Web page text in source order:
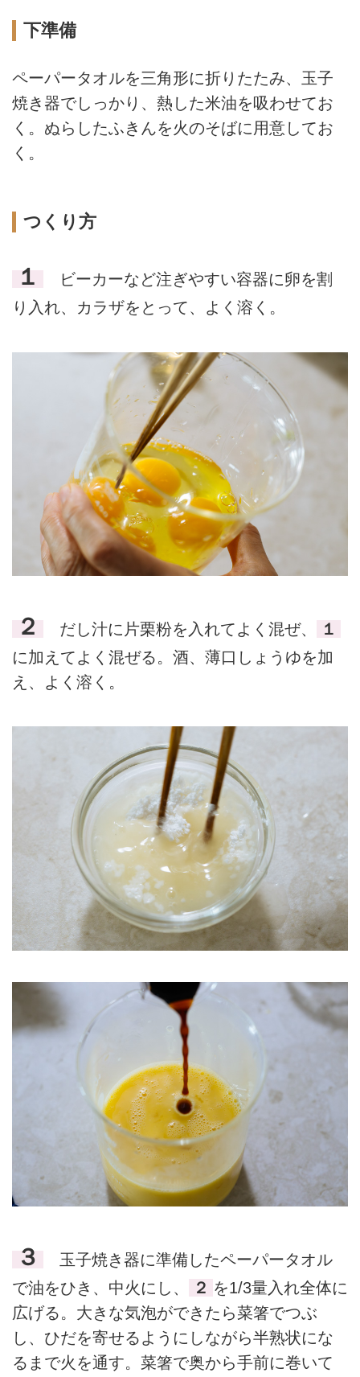
下準備
ペーパータオルを三角形に折りたたみ、玉子
焼き器でしっかり、熱した米油を吸わせてお
く。ぬらしたふきんを火のそばに用意してお
く。
つくり方
１
ビーカーなど注ぎやすい容器に卵を割
り入れ、カラザをとって、よく溶く。
２ だし汁に片栗粉を入れてよく混ぜ、
１
に加えてよく混ぜる。酒、薄口しょうゆを加
え、よく溶く。
３
玉子焼き器に準備したペーパータオル
で油をひき、中火にし、
２ を1/3量入れ全体に
広げる。大きな気泡ができたら菜箸でつぶ
し、ひだを寄せるようにしながら半熟状にな
るまで火を通す。菜箸で奥から手前に巻いて